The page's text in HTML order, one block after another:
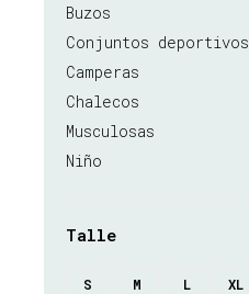
Buzos
Conjuntos deportivos
Camperas
Chalecos
Musculosas
Niño
Talle
S M L XL